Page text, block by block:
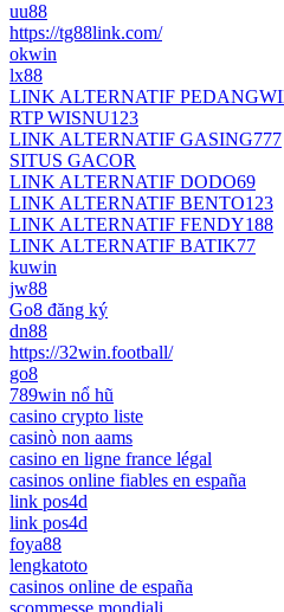
uu88
https://tg88link.com/
okwin
lx88
LINK ALTERNATIF
RTP WISNU123
LINK ALTERNATIF GASING777
SITUS GACOR
LINK ALTERNATIF DODO69
LINK ALTERNATIF BENTO123
LINK ALTERNATIF FENDY188
LINK ALTERNATIF BATIK77
kuwin
jw88
Go8 đăng ký
dn88
https://32win.football/
go8
789win nổ hũ
casino crypto liste
casinò non aams
casino en ligne france légal
casinos online fiables en españa
link pos4d
link pos4d
foya88
lengkatoto
casinos online de españa